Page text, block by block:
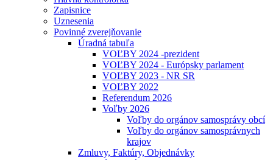
Zapisnice
Uznesenia
Povinné zverejňovanie
Úradná tabuľa
VOĽBY 2024 -prezident
VOĽBY 2024 - Európsky parlament
VOĽBY 2023 - NR SR
VOĽBY 2022
Referendum 2026
Voľby 2026
Voľby do orgánov samosprávy obcí
Voľby do orgánov samosprávnych
krajov
Zmluvy, Faktúry, Objednávky